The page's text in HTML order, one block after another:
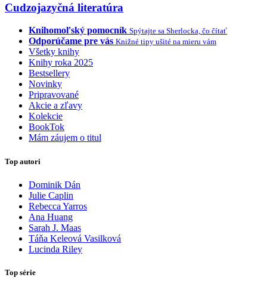
Cudzojazyčná literatúra
Knihomoľský pomocník Spýtajte sa Sherlocka, čo čítať
Odporúčame pre vás Knižné tipy ušité na mieru vám
Všetky knihy
Knihy roka 2025
Bestsellery
Novinky
Pripravované
Akcie a zľavy
Kolekcie
BookTok
Mám záujem o titul
Top autori
Dominik Dán
Julie Caplin
Rebecca Yarros
Ana Huang
Sarah J. Maas
Táňa Keleová Vasilková
Lucinda Riley
Top série